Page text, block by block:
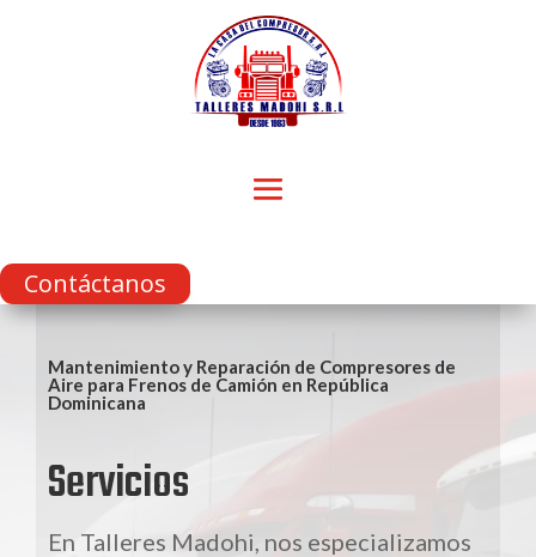
Contáctanos
Mantenimiento y Reparación de Compresores de
Aire para Frenos de Camión en República
Dominicana
Servicios
En Talleres Madohi, nos especializamos